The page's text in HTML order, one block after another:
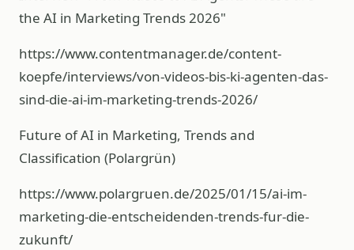
the AI in Marketing Trends 2026"
https://www.contentmanager.de/content-
koepfe/interviews/von-videos-bis-ki-agenten-das-
sind-die-ai-im-marketing-trends-2026/
Future of AI in Marketing, Trends and
Classification (Polargrün)
https://www.polargruen.de/2025/01/15/ai-im-
marketing-die-entscheidenden-trends-fur-die-
zukunft/